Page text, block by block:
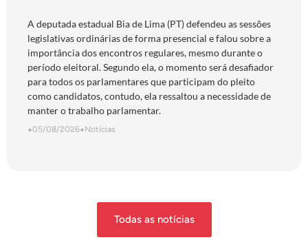
“obrigação com o povo de Goiás”
A deputada estadual Bia de Lima (PT) defendeu as sessões
legislativas ordinárias de forma presencial e falou sobre a
importância dos encontros regulares, mesmo durante o
período eleitoral. Segundo ela, o momento será desafiador
para todos os parlamentares que participam do pleito
como candidatos, contudo, ela ressaltou a necessidade de
manter o trabalho parlamentar.
•05/08/2026•Notícias
Todas as notícias